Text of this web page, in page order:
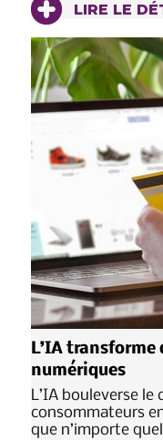
LIRE LE
L’IA transforme
numériques
L’IA bouleverse
consommateurs
que n’importe